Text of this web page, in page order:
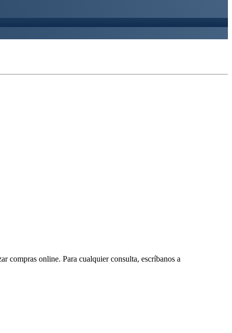
compras online. Para cualquier consulta, escríbanos a